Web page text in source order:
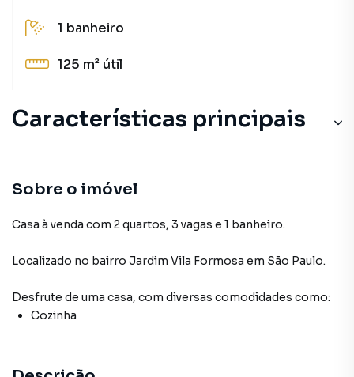
1 banheiro
125 m² útil
Características principais
Sobre o imóvel
Casa à venda com 2 quartos, 3 vagas e 1 banheiro.
Localizado no bairro Jardim Vila Formosa em São Paulo.
Desfrute de uma casa, com diversas comodidades como:
Cozinha